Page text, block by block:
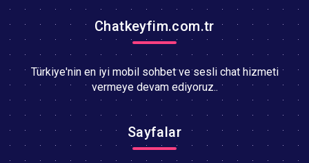
Chatkeyfim.com.tr
Türkiye'nin en iyi mobil sohbet ve sesli chat hizmeti
vermeye devam ediyoruz..
Sayfalar